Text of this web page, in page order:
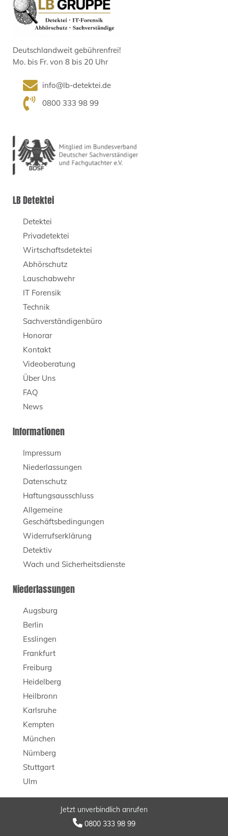
Jetzt unverbindlich anrufen
0800 333 98 99
Deutschlandweit gebührenfrei!
Mo. bis Fr. von 8 bis 20 Uhr
info@lb-detektei.de
0800 333 98 99
LB Detektei
Detektei
Privadetektei
Wirtschaftsdetektei
Abhörschutz
Lauschabwehr
IT Forensik
Technik
Sachverständigenbüro
Honorar
Kontakt
Videoberatung
Über Uns
FAQ
News
Informationen
Impressum
Niederlassungen
Datenschutz
Haftungsausschluss
Allgemeine
Geschäftsbedingungen
Widerrufserklärung
Detektiv
Wach und Sicherheitsdienste
Niederlassungen
Augsburg
Berlin
Esslingen
Frankfurt
Freiburg
Heidelberg
Heilbronn
Karlsruhe
Kempten
München
Nürnberg
Stuttgart
Ulm
© 2026 LB Detektei